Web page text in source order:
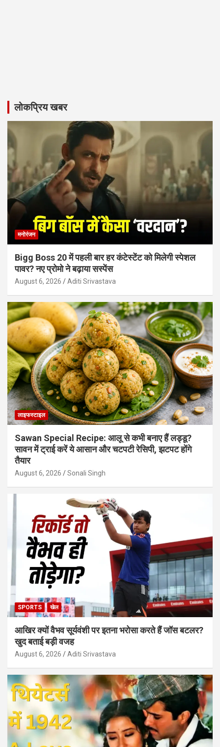
लोकप्रिय खबर
मनोरंजन
Bigg Boss 20 में पहली बार हर कंटेस्टेंट को मिलेगी स्पेशल
पावर? नए प्रोमो ने बढ़ाया सस्पेंस
August 6, 2026 Aditi Srivastava
लाइफस्टाइल
Sawan Special Recipe: आलू से कभी बनाए हैं लड्डू?
सावन में ट्राई करें ये आसान और चटपटी रेसिपी, झटपट होंगे
तैयार
August 6, 2026 Sonali Singh
SPORTS खेल
आखिर क्यों वैभव सूर्यवंशी पर इतना भरोसा करते हैं जॉस बटलर?
खुद बताई बड़ी वजह
August 6, 2026 Aditi Srivastava